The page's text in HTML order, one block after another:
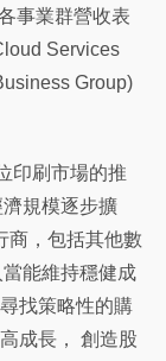
事業群營收表
Services
Group)
印刷市場的推
規模逐步擴
商，包括其他數
能維持穩健成
找策略性的購
成長， 創造股